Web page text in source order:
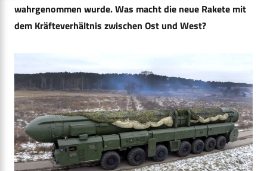
wahrgenommen wurde. Was macht die neue Rakete mit
dem Kräfteverhältnis zwischen Ost und West?